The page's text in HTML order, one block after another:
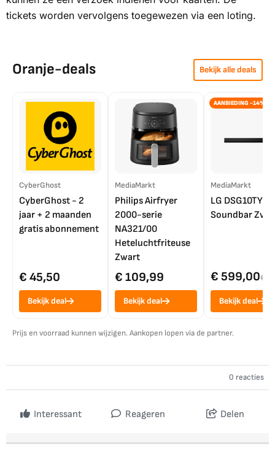
tickets worden vervolgens toegewezen via een loting.
Oranje-deals Bekijk alle deals
CyberGhost
CyberGhost - 2
jaar + 2 maanden
gratis abonnement
€ 45,50
Bekijk deal
MediaMarkt
Philips Airfryer
2000-serie
NA321/00
Heteluchtfriteuse
Zwart
€ 109,99
Bekijk deal
AANBIEDING -14%
MediaMarkt
LG DSG10TY
Soundbar
€ 599,00€
Bekijk deal
Prijs en voorraad kunnen wijzigen. Aankopen lopen via de partner.
0 reacties
Interessant Reageren Delen